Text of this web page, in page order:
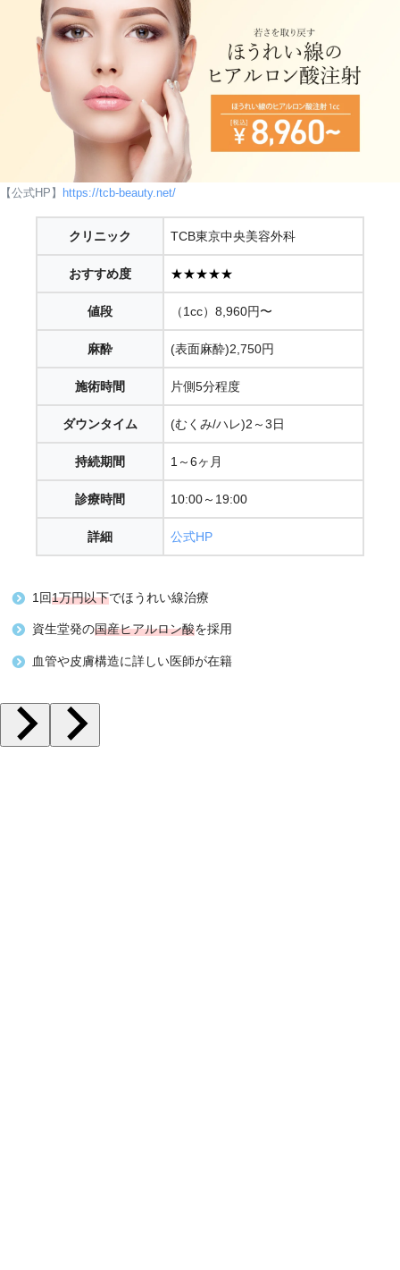
【公式HP】 https://tcb-beauty.net/
クリニック TCB東京中央美容外科
おすすめ度 ★★★★★
値段 （1cc）8,960円〜
麻酔 (表面麻酔)2,750円
施術時間 片側5分程度
ダウンタイム (むくみ/ハレ)2～3日
持続期間 1～6ヶ月
診療時間 10:00～19:00
詳細 公式HP
1回1万円以下でほうれい線治療
資生堂発の国産ヒアルロン酸を採用
血管や皮膚構造に詳しい医師が在籍